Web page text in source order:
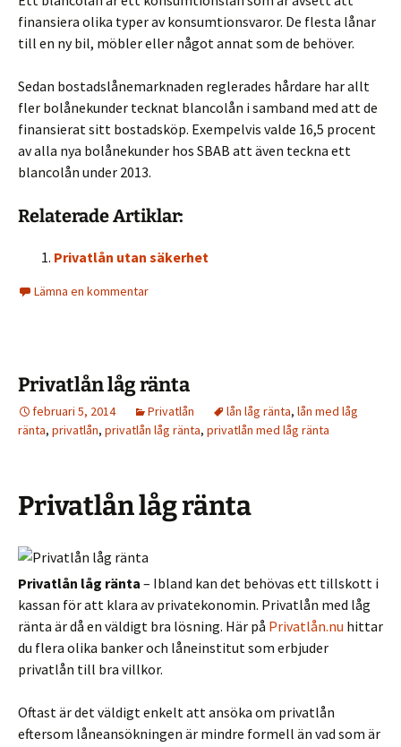
finansiera olika typer av konsumtionsvaror. De flesta lånar
till en ny bil, möbler eller något annat som de behöver.
Sedan bostadslånemarknaden reglerades hårdare har allt
fler bolånekunder tecknat blancolån i samband med att de
finansierat sitt bostadsköp. Exempelvis valde 16,5 procent
av alla nya bolånekunder hos SBAB att även teckna ett
blancolån under 2013.
Relaterade Artiklar:
Privatlån utan säkerhet
Lämna en kommentar
Privatlån låg ränta
februari 5, 2014 Privatlån lån låg ränta, lån med låg
ränta, privatlån, privatlån låg ränta, privatlån med låg ränta
Privatlån låg ränta
Privatlån låg ränta – Ibland kan det behövas ett tillskott i
kassan för att klara av privatekonomin. Privatlån med låg
ränta är då en väldigt bra lösning. Här på Privatlån.nu hittar
du flera olika banker och låneinstitut som erbjuder
privatlån till bra villkor.
Oftast är det väldigt enkelt att ansöka om privatlån
eftersom låneansökningen är mindre formell än vad som är